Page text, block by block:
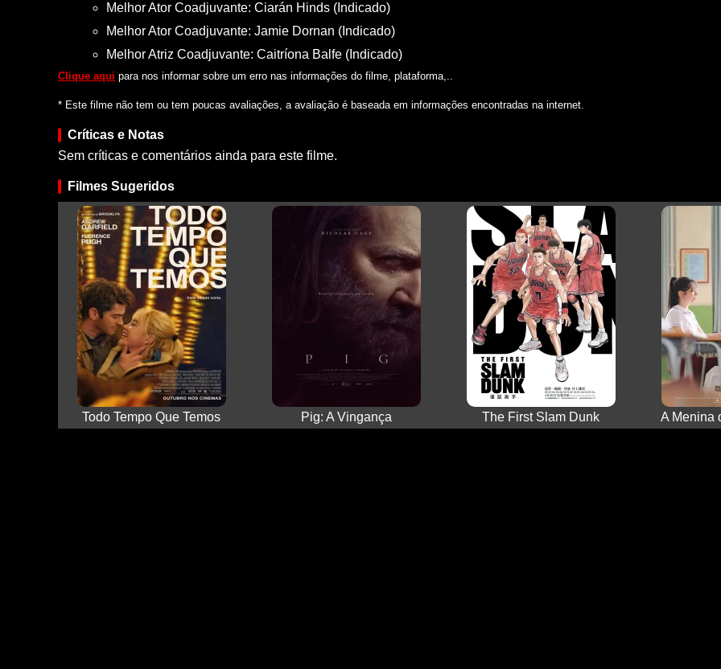
Melhor Ator Coadjuvante: Ciarán Hinds (Indicado)
Melhor Ator Coadjuvante: Jamie Dornan (Indicado)
Melhor Atriz Coadjuvante: Caitríona Balfe (Indicado)
Clique aqui para nos informar sobre um erro nas informações do filme, plataforma,..
* Este filme não tem ou tem poucas avaliações, a avaliação é baseada em informações encontradas na internet.
Críticas e Notas
Sem críticas e comentários ainda para este filme.
Filmes Sugeridos
Todo Tempo Que Temos Pig: A Vingança The First Slam Dunk A Menina